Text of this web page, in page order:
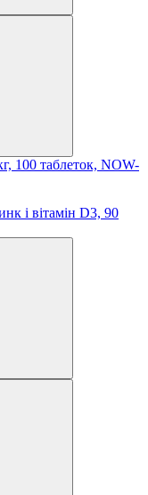
100 таблеток, NOW-